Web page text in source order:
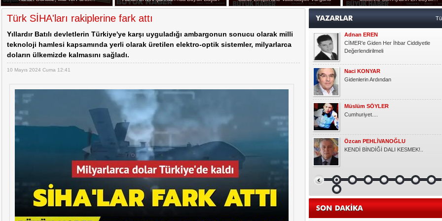
20:07 -Adnan Gündüz, Milli Yol Partisi Basın Danışmanlığı Görevine Atandı
Türk SİHA'ları rakiplerine fark attı
Yıllardır Batılı devletlerin Türkiye'ye karşı uyguladığı ambargonun sonucu olarak milli
teknoloji hamlesi kapsamında yerli olarak üretilen elektro-optik sistemler, milyarlarca
doların ülkemizde kalmasını sağladı.
10 Mayıs 2024 Cuma 12:41
Özcan PEHLİVANOĞLU
Okşan Yücel
Ruh Eşinden
Semra KAYGUN
Gönlüm
Gündoğdu YILDIRIM
HER ÇOCUK ÖZELDİR!
Kasım KOÇAK
YARIM ELMA
Malatya Satılık Daire Fiyatları ve İlanları
Elif ERDEM
Ampute Futbol'da İlginç detay